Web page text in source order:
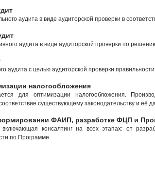
аудита в виде аудиторской проверки в
аудита в виде аудиторской проверки по
аудита с целью аудиторской проверки
налогообложения
для оптимизации налогообложения.
существующему законодательству и её
ФАИП, разработке ФЦП и
включающая консалтинг на всех этапах: от
по Программе.